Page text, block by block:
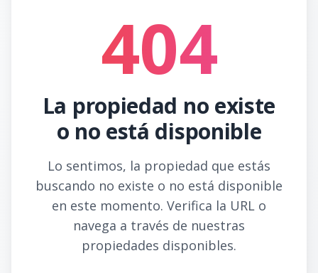
404
La propiedad no existe
o no está disponible
Lo sentimos, la propiedad que estás
buscando no existe o no está disponible
en este momento. Verifica la URL o
navega a través de nuestras
propiedades disponibles.